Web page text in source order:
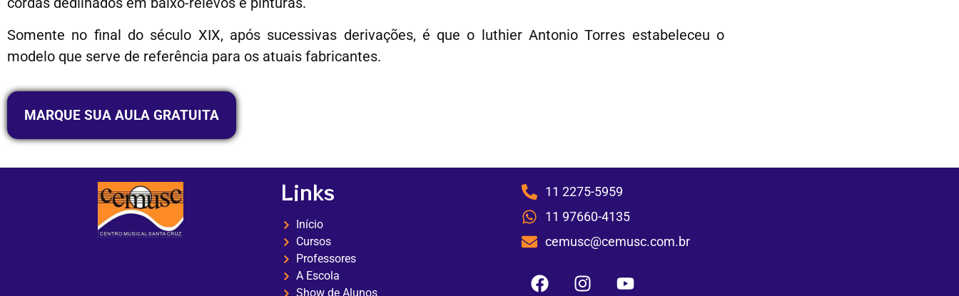
Somente no final do século XIX, após sucessivas derivações, é que o luthier Antonio Torres estabeleceu o
modelo que serve de referência para os atuais fabricantes.
MARQUE SUA AULA GRATUITA
Links
Início
Cursos
Professores
A Escola
Show de Alunos
11 2275-5959
11 97660-4135
cemusc@cemusc.com.br